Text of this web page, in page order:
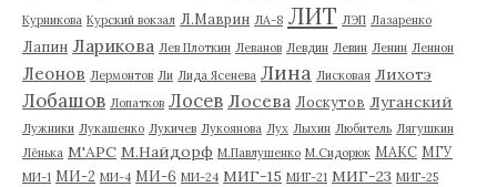
Курникова Курский вокзал Л.Маврин ЛА-8 ЛИТ ЛЭП Лазаренко
Лапин Ларикова Лев Плоткин Леванов Левдин Левин Ленин Леннон
Леонов Лермонтов Ли Лида Ясенева Лина Лисковая Лихотэ
Лобашов Лопатков Лосев Лосева Лоскутов Луганский
Лужники Лукашенко Лукичев Лукоянова Лух Лыхин Любитель Лягушкин
Лёнька М'АРС М.Найдорф М.Павлушенко М.Сидорюк МАКС МГУ
МИ-1 МИ-2 МИ-4 МИ-6 МИ-24 МИГ-15 МИГ-21 МИГ-23 МИГ-25